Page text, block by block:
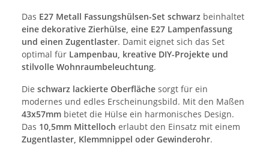
Das E27 Metall Fassungshülsen-Set schwarz beinhaltet
eine dekorative Zierhülse, eine E27 Lampenfassung
und einen Zugentlaster. Damit eignet sich das Set
optimal für Lampenbau, kreative DIY-Projekte und
stilvolle Wohnraumbeleuchtung.
Die schwarz lackierte Oberfläche sorgt für ein
modernes und edles Erscheinungsbild. Mit den Maßen
43x57mm bietet die Hülse ein harmonisches Design.
Das 10,5mm Mittelloch erlaubt den Einsatz mit einem
Zugentlaster, Klemmnippel oder Gewinderohr.